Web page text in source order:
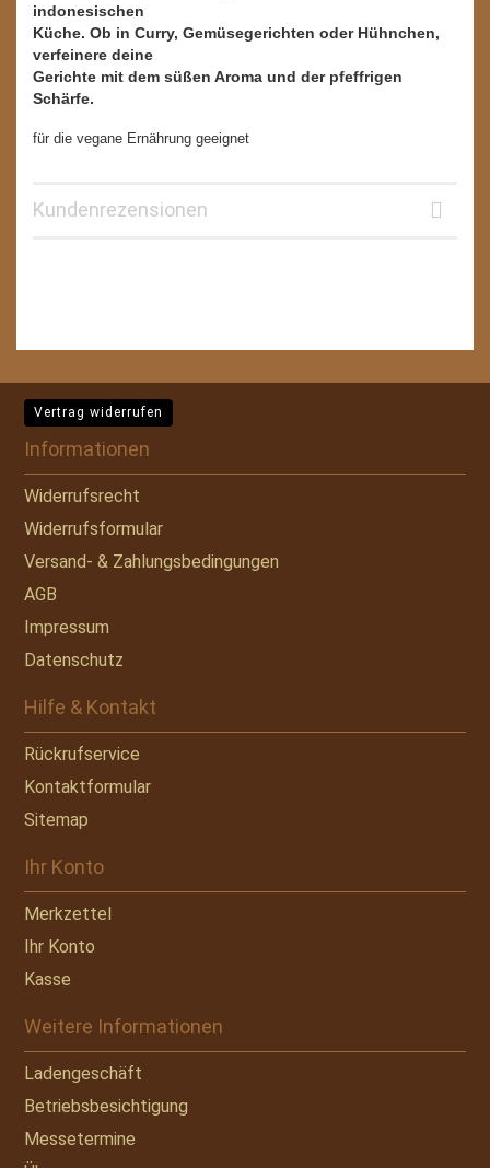
indonesischen
Küche. Ob in Curry, Gemüsegerichten oder Hühnchen,
verfeinere deine
Gerichte mit dem süßen Aroma und der pfeffrigen
Schärfe.
für die vegane Ernährung geeignet
Kundenrezensionen
Vertrag widerrufen
Informationen
Widerrufsrecht
Widerrufsformular
Versand- & Zahlungsbedingungen
AGB
Impressum
Datenschutz
Hilfe & Kontakt
Rückrufservice
Kontaktformular
Sitemap
Ihr Konto
Merkzettel
Ihr Konto
Kasse
Weitere Informationen
Ladengeschäft
Betriebsbesichtigung
Messetermine